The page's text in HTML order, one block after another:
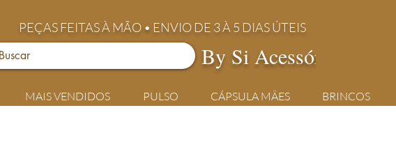
PEÇAS FEITAS À MÃO • ENVIO DE 3 À 5 DIAS ÚTEIS
By Si Acessórios
MAIS VENDIDOS PULSO CÁPSULA MÃES BRINCOS